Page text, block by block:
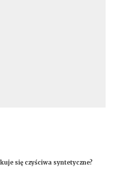
się czyściwa syntetyczne?